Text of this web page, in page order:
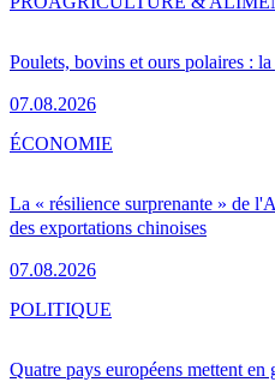
Poulets, bovins et ours polaires :
07.08.2026
La « résilience surprenante » de
des exportations chinoises
07.08.2026
ÉCONOMIE
Quatre pays européens mettent en
POLITIQUE